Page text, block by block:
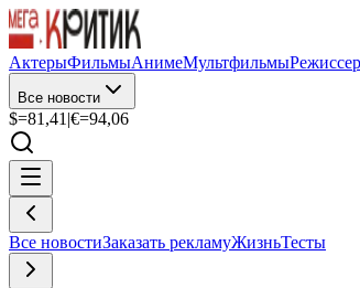
АктерыФильмыАнимеМультфильмы
Все новости
$=81,41 |€=94,06
Все новостиЗаказать рекламуЖизньТесты